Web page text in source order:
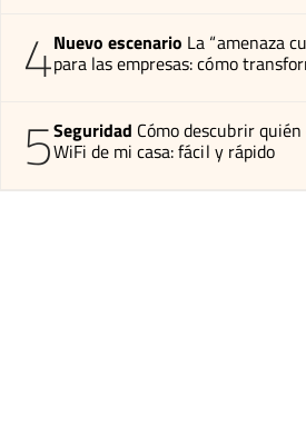
4Nuevo escenario La “amenaza
para las empresas: cómo
5Seguridad Cómo descubrir
WiFi de mi casa: fácil y rápido